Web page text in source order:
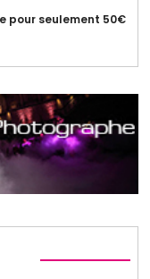
pour seulement 50€